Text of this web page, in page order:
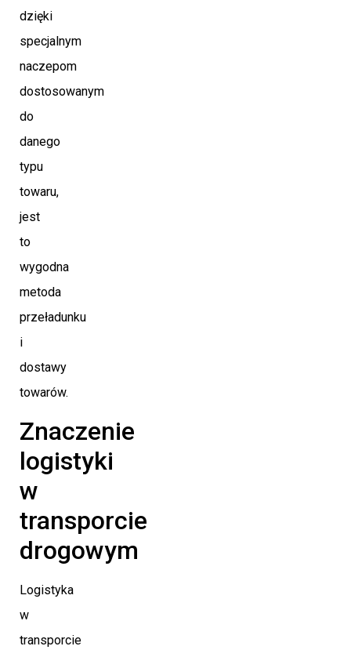
dzięki
specjalnym
naczepom
dostosowanym
do
danego
typu
towaru,
jest
to
wygodna
metoda
przeładunku
i
dostawy
towarów.
Znaczenie
logistyki
w
transporcie
drogowym
Logistyka
w
transporcie